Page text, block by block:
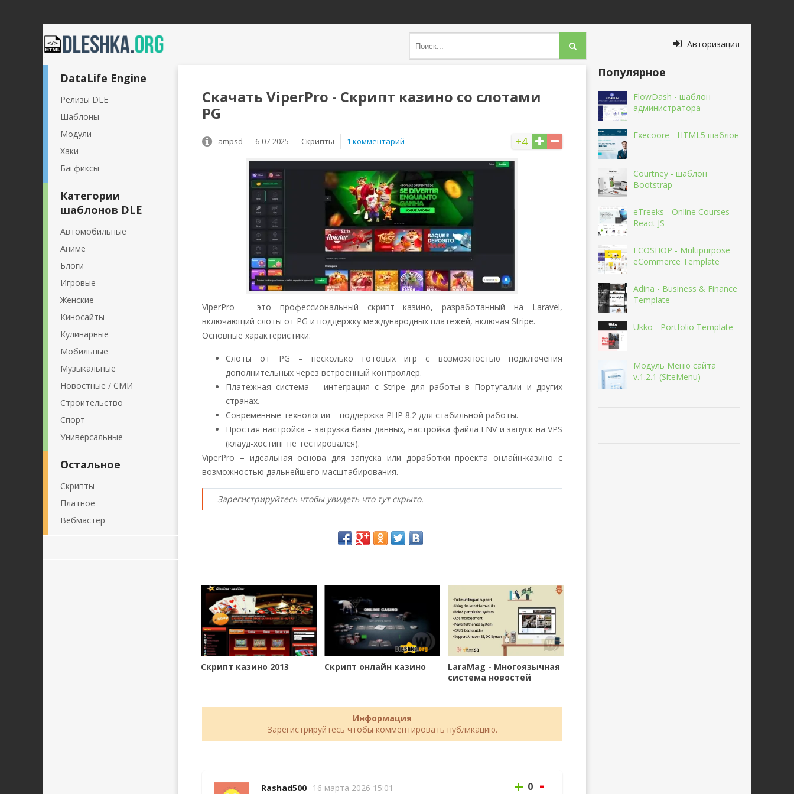
Авторизация
Скачать ViperPro - Скрипт казино со слотами
PG
+4
ampsd 6-07-2025 Скрипты 1 комментарий
ViperPro – это профессиональный скрипт казино, разработанный на Laravel,
включающий слоты от PG и поддержку международных платежей, включая Stripe.
Основные характеристики:
Слоты от PG – несколько готовых игр с возможностью подключения
дополнительных через встроенный контроллер.
Платежная система – интеграция с Stripe для работы в Португалии и других
странах.
Современные технологии – поддержка PHP 8.2 для стабильной работы.
Простая настройка – загрузка базы данных, настройка файла ENV и запуск на VPS
(клауд-хостинг не тестировался).
ViperPro – идеальная основа для запуска или доработки проекта онлайн-казино с
возможностью дальнейшего масштабирования.
Зарегистрируйтесь чтобы увидеть что тут скрыто.
Скрипт казино 2013 Скрипт онлайн казино
LaraMag - Многоязычная
система новостей
Информация
Зарегистрируйтесь чтобы комментировать публикацию.
Rashad500 16 марта 2026 15:01 + 0 -
DataLife Engine
Релизы DLE
Шаблоны
Модули
Хаки
Багфиксы
Категории
шаблонов DLE
Автомобильные
Аниме
Блоги
Игровые
Женские
Киносайты
Кулинарные
Мобильные
Музыкальные
Новостные / СМИ
Строительство
Спорт
Универсальные
Остальное
Скрипты
Платное
Вебмастер
Популярное
FlowDash - шаблон
администратора
Execoore - HTML5 шаблон
Courtney - шаблон
Bootstrap
eTreeks - Online Courses
React JS
ECOSHOP - Multipurpose
eCommerce Template
Adina - Business & Finance
Template
Ukko - Portfolio Template
Модуль Меню сайта
v.1.2.1 (SiteMenu)